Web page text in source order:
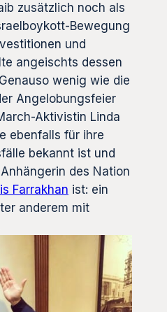
zusätzlich noch als
Bewegung
und
angeischts dessen
wenig wie die
Angelobungsfeier
Aktivistin Linda
ebenfalls für ihre
bekannt ist und
des Nation
Farrakhan ist: ein
anderem mit